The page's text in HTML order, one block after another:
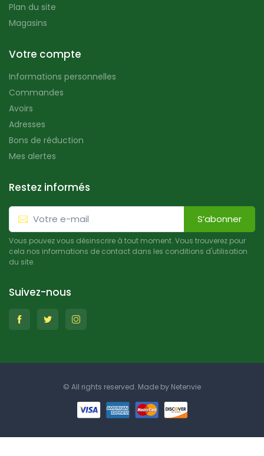
Plan du site
Magasins
Votre compte
Informations personnelles
Commandes
Avoirs
Adresses
Bons de réduction
Mes alertes
Restez informés
S’abonner
Vous pouvez vous désinscrire à tout moment. Vous trouverez pour
cela nos informations de contact dans les conditions d'utilisation
du site.
Suivez-nous
© All rights reserved. Made by Netenvie